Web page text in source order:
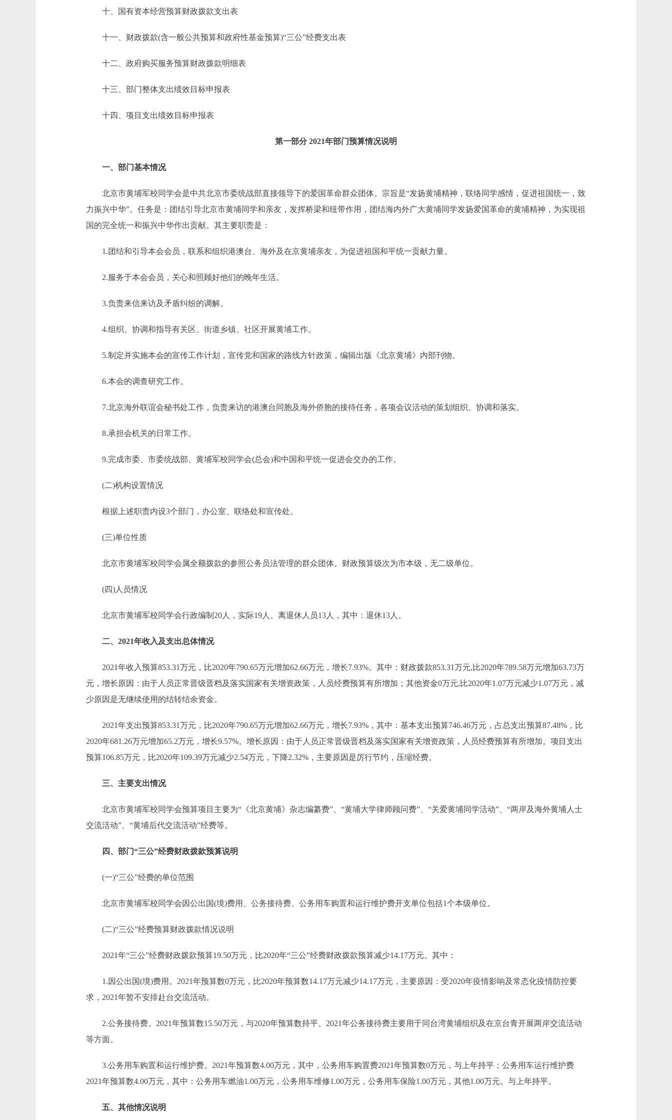
十、国有资本经营预算财政拨款支出表
十一、财政拨款(含一般公共预算和政府性基金预算)“三公”经费支出表
十二、政府购买服务预算财政拨款明细表
十三、部门整体支出绩效目标申报表
十四、项目支出绩效目标申报表
第一部分 2021年部门预算情况说明
一、部门基本情况
北京市黄埔军校同学会是中共北京市委统战部直接领导下的爱国革命群众团体。宗旨是“发扬黄埔精神，联络同学感情，促进祖国统一，致
力振兴中华”。任务是：团结引导北京市黄埔同学和亲友，发挥桥梁和纽带作用，团结海内外广大黄埔同学发扬爱国革命的黄埔精神，为实现祖
国的完全统一和振兴中华作出贡献。其主要职责是：
1.团结和引导本会会员，联系和组织港澳台、海外及在京黄埔亲友，为促进祖国和平统一贡献力量。
2.服务于本会会员，关心和照顾好他们的晚年生活。
3.负责来信来访及矛盾纠纷的调解。
4.组织、协调和指导有关区、街道乡镇、社区开展黄埔工作。
5.制定并实施本会的宣传工作计划，宣传党和国家的路线方针政策，编辑出版《北京黄埔》内部刊物。
6.本会的调查研究工作。
7.北京海外联谊会秘书处工作，负责来访的港澳台同胞及海外侨胞的接待任务，各项会议活动的策划组织、协调和落实。
8.承担会机关的日常工作。
9.完成市委、市委统战部、黄埔军校同学会(总会)和中国和平统一促进会交办的工作。
(二)机构设置情况
根据上述职责内设3个部门，办公室、联络处和宣传处。
(三)单位性质
北京市黄埔军校同学会属全额拨款的参照公务员法管理的群众团体。财政预算级次为市本级，无二级单位。
(四)人员情况
北京市黄埔军校同学会行政编制20人，实际19人。离退休人员13人，其中：退休13人。
二、2021年收入及支出总体情况
2021年收入预算853.31万元，比2020年790.65万元增加62.66万元，增长7.93%。其中：财政拨款853.31万元,比2020年789.58万元增加63.73万
元，增长原因：由于人员正常晋级晋档及落实国家有关增资政策，人员经费预算有所增加；其他资金0万元,比2020年1.07万元减少1.07万元，减
少原因是无继续使用的结转结余资金。
2021年支出预算853.31万元，比2020年790.65万元增加62.66万元，增长7.93%，其中：基本支出预算746.46万元，占总支出预算87.48%，比
2020年681.26万元增加65.2万元，增长9.57%。增长原因：由于人员正常晋级晋档及落实国家有关增资政策，人员经费预算有所增加。项目支出
预算106.85万元，比2020年109.39万元减少2.54万元，下降2.32%，主要原因是厉行节约，压缩经费。
三、主要支出情况
北京市黄埔军校同学会预算项目主要为“《北京黄埔》杂志编纂费”、“黄埔大学律师顾问费”、“关爱黄埔同学活动”、“两岸及海外黄埔人士
交流活动”、“黄埔后代交流活动”经费等。
四、部门“三公”经费财政拨款预算说明
(一)“三公”经费的单位范围
北京市黄埔军校同学会因公出国(境)费用、公务接待费、公务用车购置和运行维护费开支单位包括1个本级单位。
(二)“三公”经费预算财政拨款情况说明
2021年“三公”经费财政拨款预算19.50万元，比2020年“三公”经费财政拨款预算减少14.17万元。其中：
1.因公出国(境)费用。2021年预算数0万元，比2020年预算数14.17万元减少14.17万元，主要原因：受2020年疫情影响及常态化疫情防控要
求，2021年暂不安排赴台交流活动。
2.公务接待费。2021年预算数15.50万元，与2020年预算数持平。2021年公务接待费主要用于同台湾黄埔组织及在京台青开展两岸交流活动
等方面。
3.公务用车购置和运行维护费。2021年预算数4.00万元，其中，公务用车购置费2021年预算数0万元，与上年持平；公务用车运行维护费
2021年预算数4.00万元，其中：公务用车燃油1.00万元，公务用车维修1.00万元，公务用车保险1.00万元，其他1.00万元。与上年持平。
五、其他情况说明